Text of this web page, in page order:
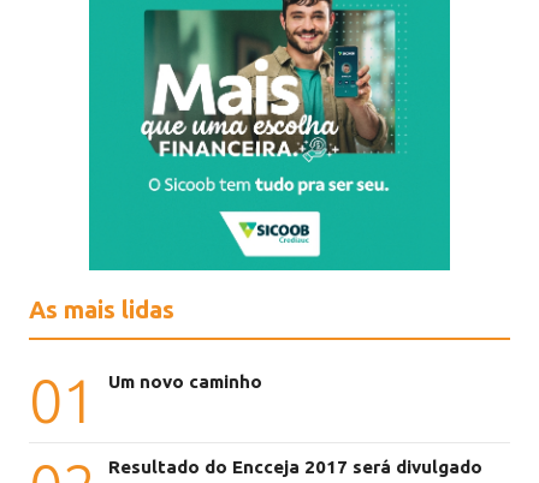
As mais lidas
01 Um novo caminho
Resultado do Encceja 2017 será divulgado